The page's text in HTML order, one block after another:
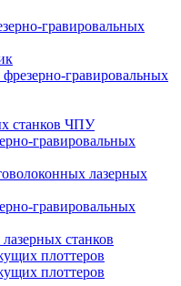
гравировальных
гравировальных
станков ЧПУ
гравировальных
лазерных
гравировальных
станков
плоттеров
плоттеров